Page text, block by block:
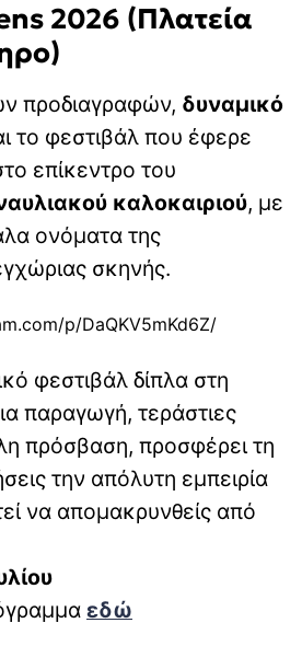
2026 (Πλατεία
προδιαγραφών, δυναμικό
το φεστιβάλ που έφερε
επίκεντρο του
καλοκαιριού, με
ονόματα της
σκηνής.
p/DaQKV5mKd6Z/
φεστιβάλ δίπλα στη
παραγωγή, τεράστιες
πρόσβαση, προσφέρει τη
την απόλυτη εμπειρία
να απομακρυνθείς από
εδώ